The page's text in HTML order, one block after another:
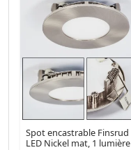
Spot encastrable Finsrud
LED Nickel mat, 1 lumière